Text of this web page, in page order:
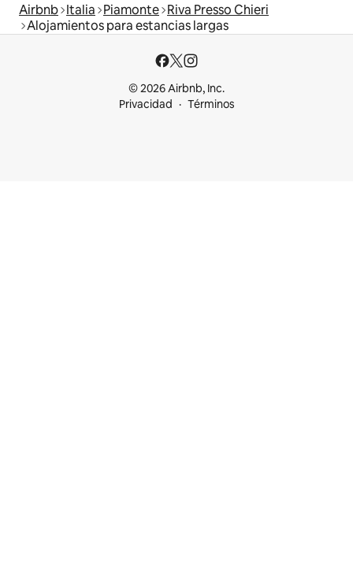
Airbnb Italia Piamonte Riva Presso Chieri
Alojamientos para estancias largas
© 2026 Airbnb, Inc.
Privacidad
Términos